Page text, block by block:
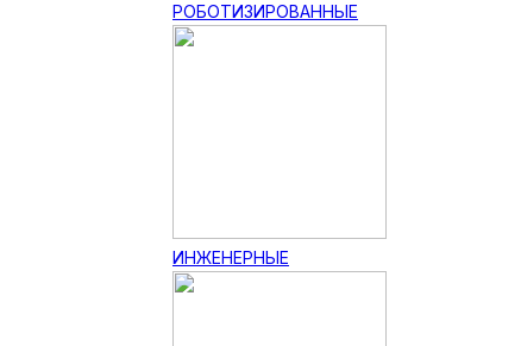
РОБОТИЗИРОВАННЫЕ
ИНЖЕНЕРНЫЕ